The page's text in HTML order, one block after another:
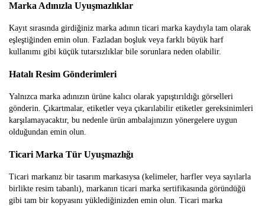
Marka Adınızla Uyuşmazlıklar
Kayıt sırasında girdiğiniz marka adının ticari marka kaydıyla tam olarak
eşleştiğinden emin olun. Fazladan boşluk veya farklı büyük harf
kullanımı gibi küçük tutarsızlıklar bile sorunlara neden olabilir.
Hatalı Resim Gönderimleri
Yalnızca marka adınızın ürüne kalıcı olarak yapıştırıldığı görselleri
gönderin. Çıkartmalar, etiketler veya çıkarılabilir etiketler gereksinimleri
karşılamayacaktır, bu nedenle ürün ambalajınızın yönergelere uygun
olduğundan emin olun.
Ticari Marka Tür Uyuşmazlığı
Ticari markanız bir tasarım markasıysa (kelimeler, harfler veya sayılarla
birlikte resim tabanlı), markanın ticari marka sertifikasında göründüğü
gibi tam bir kopyasını yüklediğinizden emin olun. Ticari marka